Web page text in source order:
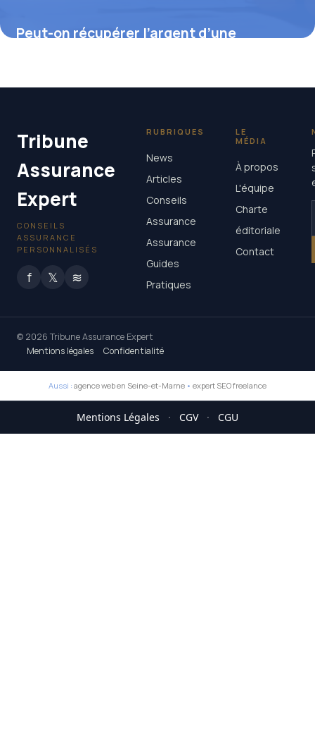
Peut-on récupérer l’argent d’une
Tribune
Assurance
Expert
CONSEILS
ASSURANCE
PERSONNALISÉS
f 𝕏 ≋
RUBRIQUES
News
Articles
Conseils
Assurance
Assurance
Guides
Pratiques
LE
MÉDIA
À propos
L'équipe
Charte
éditoriale
Contact
© 2026 Tribune Assurance Expert
Mentions légales
Confidentialité
Aussi : agence web en Seine-et-Marne • expert SEO freelance
Mentions Légales · CGV · CGU